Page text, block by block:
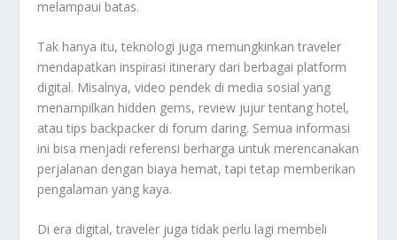
melampaui batas.
Tak hanya itu, teknologi juga memungkinkan traveler
mendapatkan inspirasi itinerary dari berbagai platform
digital. Misalnya, video pendek di media sosial yang
menampilkan hidden gems, review jujur tentang hotel,
atau tips backpacker di forum daring. Semua informasi
ini bisa menjadi referensi berharga untuk merencanakan
perjalanan dengan biaya hemat, tapi tetap memberikan
pengalaman yang kaya.
Di era digital, traveler juga tidak perlu lagi membeli